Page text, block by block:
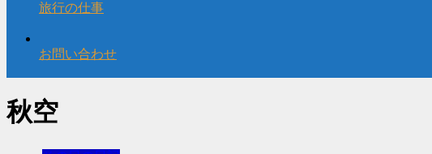
旅行の仕事
お問い合わせ
秋空